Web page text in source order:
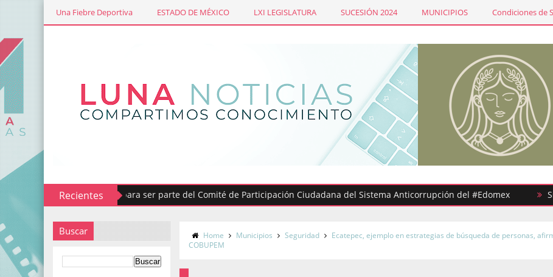
Una Fiebre Deportiva ESTADO DE MÉXICO LXI LEGISLATURA SUCESIÓN 2024 MUNICIPIOS Condiciones de
Recientes
Emiten convocatoria para ser parte del Comité de Participación Ciudadana del Sistema Anticorrupción del #Edomex
Buscar Home Municipios Seguridad
Ecatepec, ejemplo en estrategias de búsqueda de personas,
COBUPEM